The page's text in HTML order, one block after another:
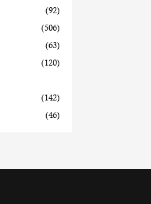
(92)
(506)
(63)
(120)
(142)
(46)